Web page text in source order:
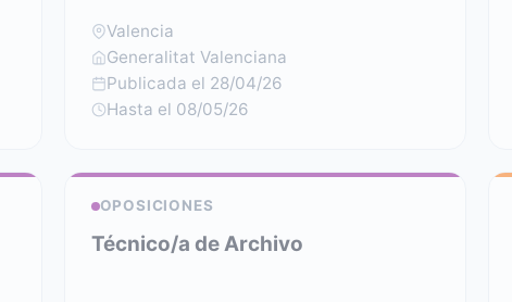
Valencia
Generalitat Valenciana
Publicada el 28/04/26
Hasta el 08/05/26
OPOSICIONES
Técnico/a de Archivo